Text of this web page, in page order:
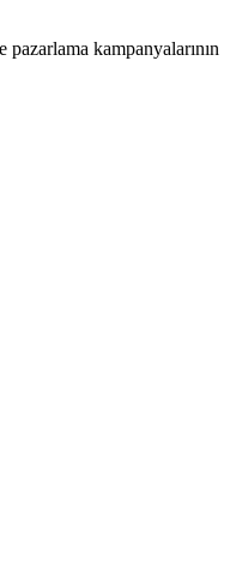
kampanyalarının